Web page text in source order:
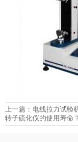
上一篇： 电线拉力试验
转子硫化仪的使用寿命